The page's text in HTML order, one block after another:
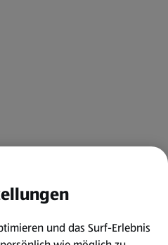
und das Surf-Erlebnis